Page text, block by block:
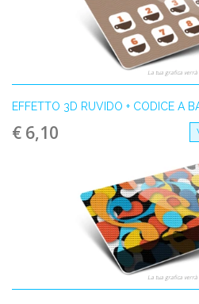
La tua grafica verrà
EFFETTO 3D RUVIDO + CODICE A
€ 6,10
La tua grafica verrà